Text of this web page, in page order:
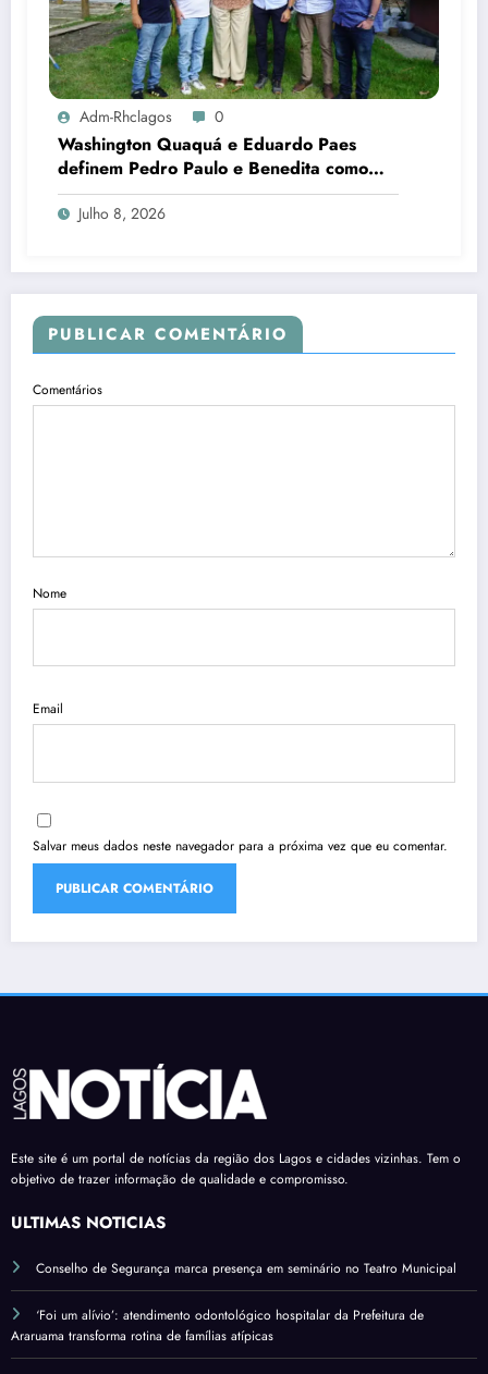
Adm-Rhclagos 0
Washington Quaquá e Eduardo Paes
definem Pedro Paulo e Benedita como
candidatos ao Senado no Rio
Julho 8, 2026
PUBLICAR COMENTÁRIO
Comentários
Nome
Email
Salvar meus dados neste navegador para a próxima vez que eu comentar.
Este site é um portal de notícias da região dos Lagos e cidades vizinhas. Tem o
objetivo de trazer informação de qualidade e compromisso.
ÚLTIMAS NOTÍCIAS
Conselho de Segurança marca presença em seminário no Teatro Municipal
‘Foi um alívio’: atendimento odontológico hospitalar da Prefeitura de
Araruama transforma rotina de famílias atípicas